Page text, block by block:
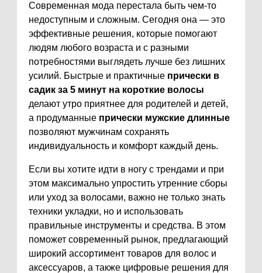
Современная мода перестала быть чем-то
недоступным и сложным. Сегодня она — это
эффективные решения, которые помогают
людям любого возраста и с разными
потребностями выглядеть лучше без лишних
усилий. Быстрые и практичные прически в
садик за 5 минут на короткие волосы
делают утро приятнее для родителей и детей,
а продуманные прически мужские длинные
позволяют мужчинам сохранять
индивидуальность и комфорт каждый день.
Если вы хотите идти в ногу с трендами и при
этом максимально упростить утренние сборы
или уход за волосами, важно не только знать
техники укладки, но и использовать
правильные инструменты и средства. В этом
поможет современный рынок, предлагающий
широкий ассортимент товаров для волос и
аксессуаров, а также цифровые решения для